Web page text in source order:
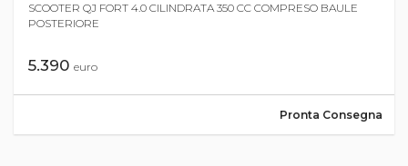
SCOOTER QJ FORT 4.0 CILINDRATA 350 CC COMPRESO BAULE
POSTERIORE
5.390 euro
Pronta Consegna